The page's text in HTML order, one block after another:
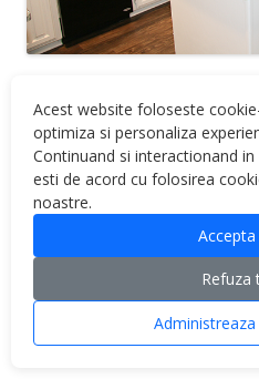
Acest website foloseste
optimiza si personaliza
Continuand si interactionand
esti de acord cu folosirea
noastre.
Refuza
Proudly powered by WordPress